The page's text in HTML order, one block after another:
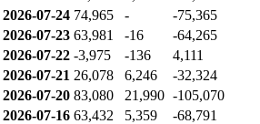
2026-07-24 74,965 -
-75,365
2026-07-23 63,981 -16
-64,265
2026-07-22 -3,975 -136
4,111
2026-07-21 26,078 6,246
-32,324
2026-07-20 83,080 21,990 -105,070
2026-07-16 63,432 5,359
-68,791